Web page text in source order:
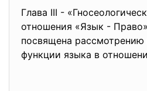
Глава III -
отношения «Язык - Право»
посвящена рассмотрению
функции языка в